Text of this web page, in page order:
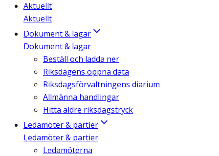
Aktuellt
Aktuellt
Dokument & lagar
Dokument & lagar
Beställ och ladda ner
Riksdagens öppna data
Riksdagsförvaltningens diarium
Allmänna handlingar
Hitta äldre riksdagstryck
Ledamöter & partier
Ledamöter & partier
Ledamöterna